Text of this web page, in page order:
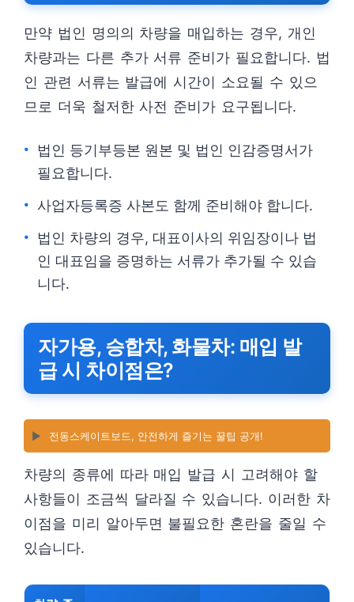
만약 법인 명의의 차량을 매입하는 경우, 개인
차량과는 다른 추가 서류 준비가 필요합니다. 법
인 관련 서류는 발급에 시간이 소요될 수 있으
므로 더욱 철저한 사전 준비가 요구됩니다.
법인 등기부등본 원본 및 법인 인감증명서가
필요합니다.
사업자등록증 사본도 함께 준비해야 합니다.
법인 차량의 경우, 대표이사의 위임장이나 법
인 대표임을 증명하는 서류가 추가될 수 있습
니다.
자가용, 승합차, 화물차: 매입 발
급 시 차이점은?
▶️ 전동스케이트보드, 안전하게 즐기는 꿀팁 공개!
차량의 종류에 따라 매입 발급 시 고려해야 할
사항들이 조금씩 달라질 수 있습니다. 이러한 차
이점을 미리 알아두면 불필요한 혼란을 줄일 수
있습니다.